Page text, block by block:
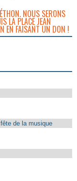
NOUS SERONS
LA PLACE JEAN
EN FAISANT UN DON !
de la musique